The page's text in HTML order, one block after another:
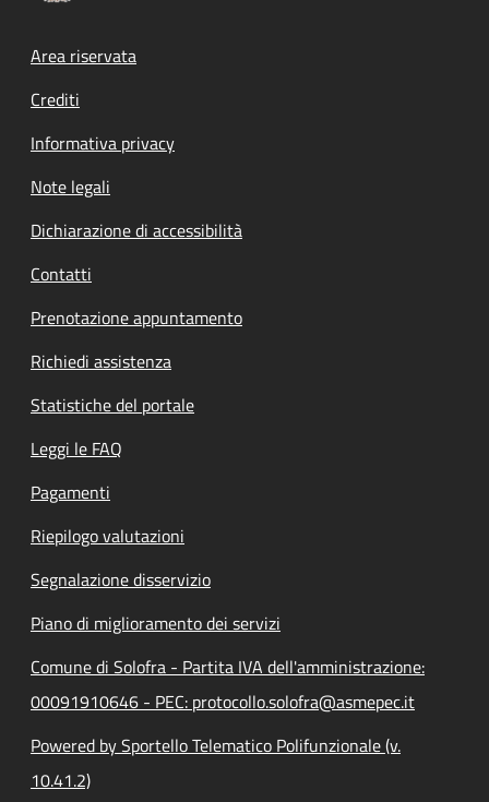
Footer menu
Area riservata
Crediti
Informativa privacy
Note legali
Dichiarazione di accessibilità
Contatti
Prenotazione appuntamento
Richiedi assistenza
Statistiche del portale
Leggi le FAQ
Pagamenti
Riepilogo valutazioni
Segnalazione disservizio
Piano di miglioramento dei servizi
Comune di Solofra - Partita IVA dell'amministrazione:
00091910646 - PEC: protocollo.solofra@asmepec.it
Powered by Sportello Telematico Polifunzionale (v.
10.41.2)